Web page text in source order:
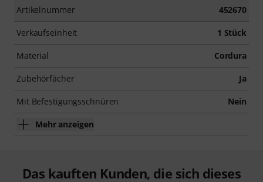
Artikelnummer 452670
Verkaufseinheit 1 Stück
Material Cordura
Zubehörfächer Ja
Mit Befestigungsschnüren Nein
Mehr anzeigen
Das kauften Kunden, die sich dieses